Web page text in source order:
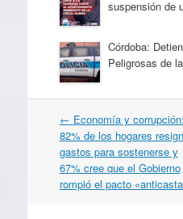
suspensión de
Córdoba:
Peligrosas de
Navegación
por
artículos
← Economía y corrupción:
82% de los hogares
gastos para sostenerse y
67% cree que el Gobierno
rompió el pacto